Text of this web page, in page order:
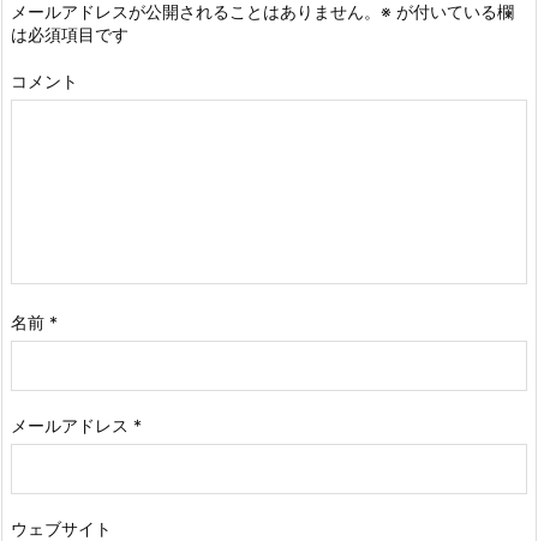
メールアドレスが公開されることはありません。 ※ が付いている欄
は必須項目です
コメント
名前 *
メールアドレス *
ウェブサイト